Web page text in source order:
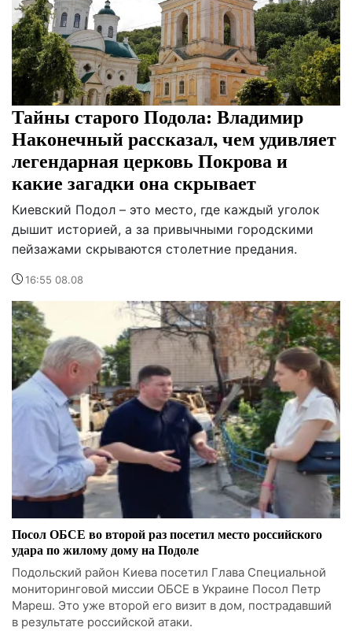
Тайны старого Подола: Владимир
Наконечный рассказал, чем удивляет
легендарная церковь Покрова и
какие загадки она скрывает
Киевский Подол – это место, где каждый уголок
дышит историей, а за привычными городскими
пейзажами скрываются столетние предания.
16:55 08.08
Посол ОБСЕ во второй раз посетил место российского
удара по жилому дому на Подоле
Подольский район Киева посетил Глава Специальной
мониторинговой миссии ОБСЕ в Украине Посол Петр
Мареш. Это уже второй его визит в дом, пострадавший
в результате российской атаки.